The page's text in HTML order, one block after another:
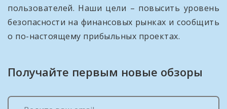
пользователей. Наши цели – повысить уровень
безопасности на финансовых рынках и сообщить
о по-настоящему прибыльных проектах.
Получайте первым новые обзоры